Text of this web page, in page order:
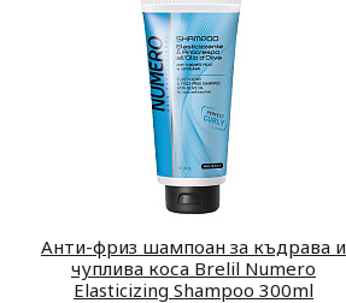
Анти-фриз шампоан за къдрава и
чуплива коса Brelil Numero
Elasticizing Shampoo 300ml